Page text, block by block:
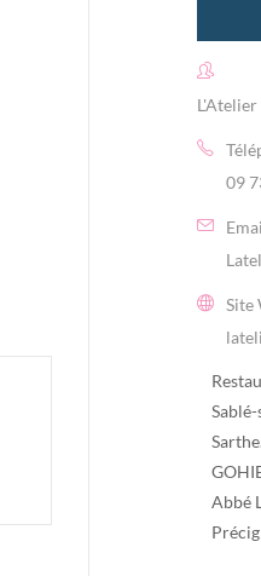
L'Atelier
09
Site
Abbé